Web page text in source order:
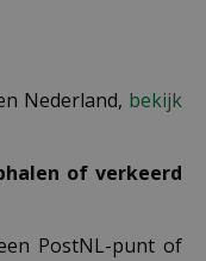
Nederland, bekijk
of verkeerd
PostNL-punt of